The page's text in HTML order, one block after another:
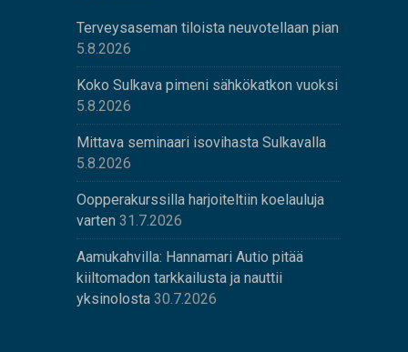
Terveysaseman tiloista neuvotellaan pian
5.8.2026
Koko Sulkava pimeni sähkökatkon vuoksi
5.8.2026
Mittava seminaari isovihasta Sulkavalla
5.8.2026
Oopperakurssilla harjoiteltiin koelauluja
varten 31.7.2026
Aamukahvilla: Hannamari Autio pitää
kiiltomadon tarkkailusta ja nauttii
yksinolosta 30.7.2026